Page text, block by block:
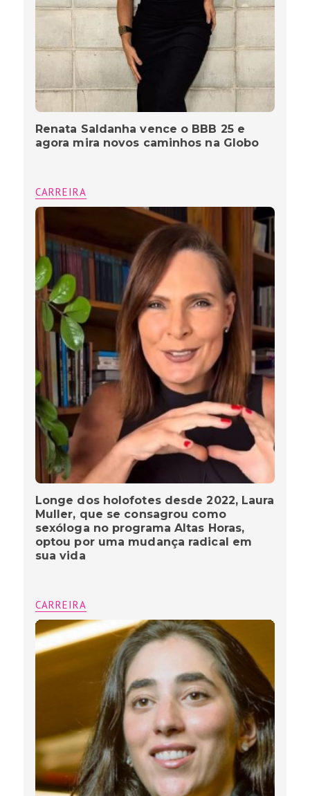
Renata Saldanha vence o BBB 25 e
agora mira novos caminhos na Globo
CARREIRA
Longe dos holofotes desde 2022, Laura
Muller, que se consagrou como
sexóloga no programa Altas Horas,
optou por uma mudança radical em
sua vida
CARREIRA